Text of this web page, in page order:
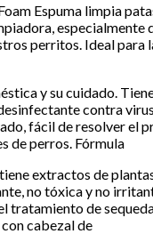
Espuma limpia
especialmente
perritos. Ideal para
y su cuidado.
contra
fácil de resolver el
de perros. Fórmula
extractos de
no tóxica y no
tratamiento de
cabezal de